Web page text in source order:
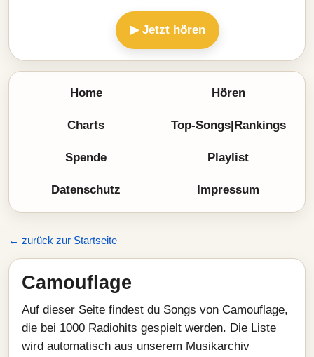
▶ Jetzt hören
Home Hören
Charts Top-Songs|Rankings
Spende Playlist
Datenschutz Impressum
← zurück zur Startseite
Camouflage
Auf dieser Seite findest du Songs von Camouflage,
die bei 1000 Radiohits gespielt werden. Die Liste
wird automatisch aus unserem Musikarchiv